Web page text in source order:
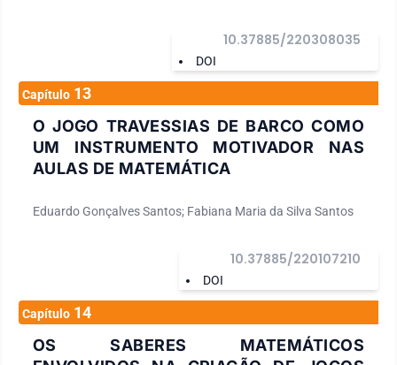
DOI
10.37885/220308035
Capítulo 13
O JOGO TRAVESSIAS DE BARCO COMO
UM INSTRUMENTO MOTIVADOR NAS
AULAS DE MATEMÁTICA
Eduardo Gonçalves Santos; Fabiana Maria da Silva Santos
DOI
10.37885/220107210
Capítulo 14
OS SABERES MATEMÁTICOS